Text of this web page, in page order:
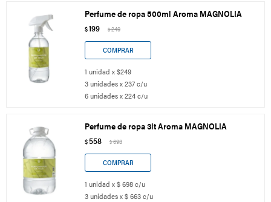
Perfume de ropa 500ml Aroma MAGNOLIA
$199 $249
1 unidad x $249
3 unidades x 237 c/u
6 unidades x 224 c/u
Perfume de ropa 3lt Aroma MAGNOLIA
$558 $698
1 unidad x $ 698 c/u
3 unidades x $ 663 c/u